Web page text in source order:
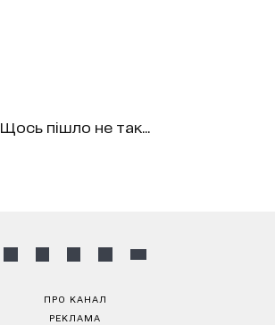
Щось пішло не так...
ПРО КАНАЛ
РЕКЛАМА